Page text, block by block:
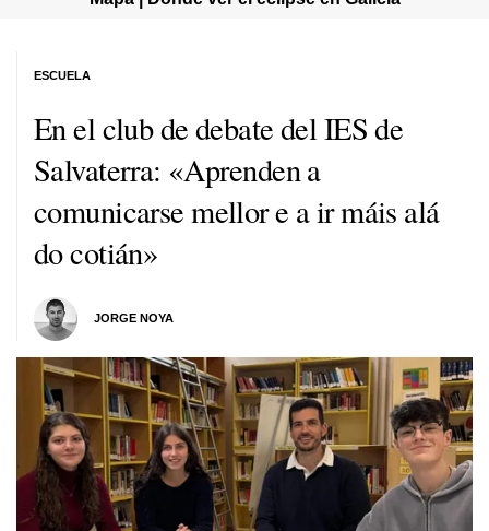
En el club de debate del IES de
Salvaterra: «Aprenden a
comunicarse mellor e a ir máis alá
do cotián»
JORGE NOYA
ESCUELA